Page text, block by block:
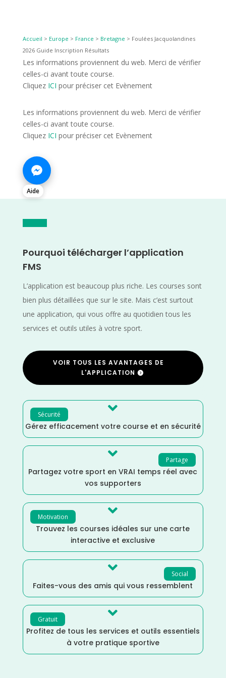
Accueil > Europe > France > Bretagne > Foulées Jacquolandines
2026 Guide Inscription Résultats
Les informations proviennent du web. Merci de vérifier
celles-ci avant toute course.
Cliquez ICI pour préciser cet Evènement
Les informations proviennent du web. Merci de vérifier
celles-ci avant toute course.
Cliquez ICI pour préciser cet Evènement
Aide
Pourquoi télécharger l’application
FMS
L’application est beaucoup plus riche. Les courses sont
bien plus détaillées que sur le site. Mais c’est surtout
une application, qui vous offre au quotidien tous les
services et outils utiles à votre sport.
VOIR TOUS LES AVANTAGES DE
L'APPLICATION
Sécurité 
Gérez efficacement votre course et en sécurité
Partage

Partagez votre sport en VRAI temps réel avec
vos supporters
Motivation 
Trouvez les courses idéales sur une carte
interactive et exclusive
Social

Faites-vous des amis qui vous ressemblent
Gratuit 
Profitez de tous les services et outils essentiels
à votre pratique sportive